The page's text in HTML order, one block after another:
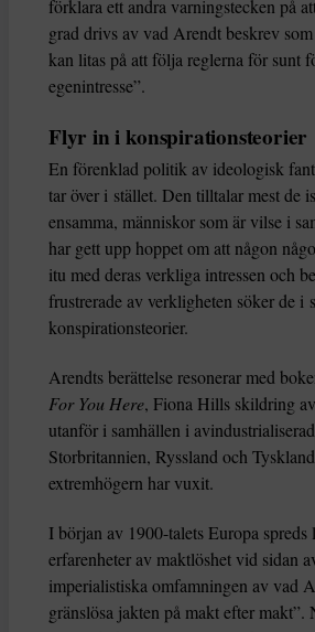
förklara ett andra varningstecken på
grad drivs av vad Arendt beskrev
kan litas på att följa reglerna för sunt
egenintresse”.
Flyr in i konspirationsteorier
En förenklad politik av ideologisk
tar över i stället. Den tilltalar mest de
ensamma, människor som är vilse i
har gett upp hoppet om att någon
itu med deras verkliga intressen och
frustrerade av verkligheten söker de i
konspirationsteorier.
Arendts berättelse resonerar med
For You Here, Fiona Hills skildring
utanför i samhällen i
Storbritannien, Ryssland och
extremhögern har vuxit.
I början av 1900-talets Europa spreds
erfarenheter av maktlöshet vid sidan
imperialistiska omfamningen av vad
gränslösa jakten på makt efter